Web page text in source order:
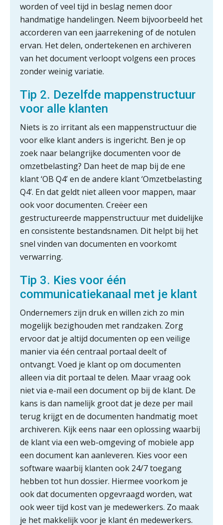
worden of veel tijd in beslag nemen door
handmatige handelingen. Neem bijvoorbeeld het
accorderen van een jaarrekening of de notulen
ervan. Het delen, ondertekenen en archiveren
van het document verloopt volgens een proces
zonder weinig variatie.
Tip 2. Dezelfde mappenstructuur
voor alle klanten
Niets is zo irritant als een mappenstructuur die
voor elke klant anders is ingericht. Ben je op
zoek naar belangrijke documenten voor de
omzetbelasting? Dan heet de map bij de ene
klant ‘OB Q4’ en de andere klant ‘Omzetbelasting
Q4’. En dat geldt niet alleen voor mappen, maar
ook voor documenten. Creëer een
gestructureerde mappenstructuur met duidelijke
en consistente bestandsnamen. Dit helpt bij het
snel vinden van documenten en voorkomt
verwarring.
Tip 3. Kies voor één
communicatiekanaal met je klant
Ondernemers zijn druk en willen zich zo min
mogelijk bezighouden met randzaken. Zorg
ervoor dat je altijd documenten op een veilige
manier via één centraal portaal deelt of
ontvangt. Voed je klant op om documenten
alleen via dit portaal te delen. Maar vraag ook
niet via e-mail een document op bij de klant. De
kans is dan namelijk groot dat je deze per mail
terug krijgt en de documenten handmatig moet
archiveren. Kijk eens naar een oplossing waarbij
de klant via een web-omgeving of mobiele app
een document kan aanleveren. Kies voor een
software waarbij klanten ook 24/7 toegang
hebben tot hun dossier. Hiermee voorkom je
ook dat documenten opgevraagd worden, wat
ook weer tijd kost van je medewerkers. Zo maak
je het makkelijk voor je klant én medewerkers.
Inzicht in je organisatie: de kracht zit
in eenvoud
Ketenmachtigingen centraal beheren:
De curator klopt aan: wat moet een
accountantskantoor afgeven bij een
Eenvoudig bankrekeningen koppelen
met Twinfield, Exact Online en
Snelstart
Van Mook: “Met Minox Focus wil ik
groeien naar twee keer zoveel
klanten.”
Van losse vastlegging naar
aantoonbare grip op KYC en de Wwft
Woord & Daad: “Van wildgroei naar
een structuur die iedereen begrijpt”
je kwartaalafsluiting. Dit wel.
Uitspraak Hoge Raad: subsidie voor
belast met btw
Informer Money genomineerd voor
Best FinTech Startup of the Year
België
Wwft-compliance in 2026: doen we
het beter dan vorig jaar?
ICT & AI | Volledig automatische
factuurverwerking: zo kom je er
Hierom zijn webshopondernemers
extra kwetsbaar voor
boekhoudfouten
Blog | Aandachtspunten bij de
transitie in verband met de Wet
toekomst pensioenen voor de
werkgever